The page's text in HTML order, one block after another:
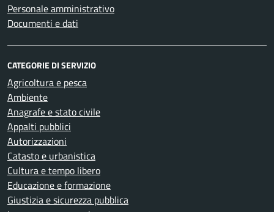
Personale amministrativo
Documenti e dati
CATEGORIE DI SERVIZIO
Agricoltura e pesca
Ambiente
Anagrafe e stato civile
Appalti pubblici
Autorizzazioni
Catasto e urbanistica
Cultura e tempo libero
Educazione e formazione
Giustizia e sicurezza pubblica